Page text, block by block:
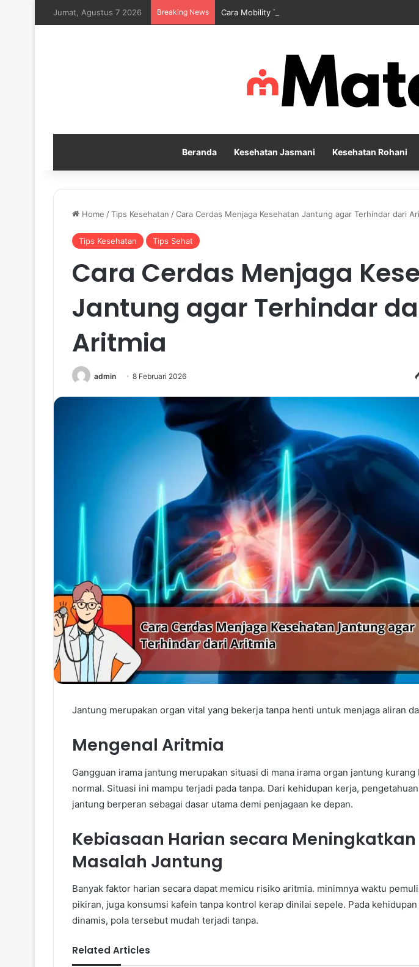
Jumat, Agustus 7 2026 Breaking News Cara Mobility Training Membantu Tubuh Lebih
Beranda Kesehatan Jasmani Kesehatan Rohani
Home /Tips Kesehatan /Cara Cerdas Menjaga Kesehatan Jantung agar Terhindar dari
Tips Kesehatan Tips Sehat
Cara Cerdas Menjaga
Jantung agar Terhindar
Aritmia
admin 8 Februari 2026
Jantung merupakan organ vital yang bekerja tanpa henti untuk menjaga aliran
Mengenal Aritmia
Gangguan irama jantung merupakan situasi di mana irama organ jantung kurang
normal. Situasi ini mampu terjadi pada tanpa. Dari kehidupan kerja,
jantung berperan sebagai dasar utama demi penjagaan ke depan.
Kebiasaan Harian secara Meningkatkan
Masalah Jantung
Banyak faktor harian secara dapat memicu risiko aritmia. minimnya waktu
pikiran, juga konsumsi kafein tanpa kontrol kerap dinilai sepele. Pada
dinamis, pola tersebut mudah terjadi tanpa.
Related Articles